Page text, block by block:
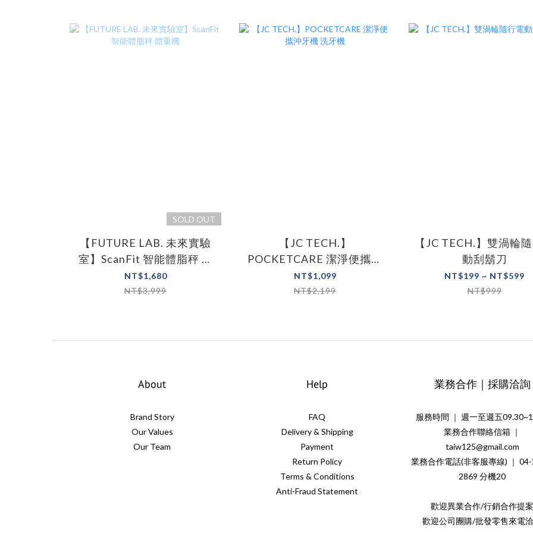
SOLD OUT
【FUTURE LAB. 未來實驗
室】ScanFit 智能體脂秤 體
重機
NT$1,680
NT$3,999
【JC TECH.】
POCKETCARE 潔淨便攜沖
牙機 洗牙機
NT$1,099
NT$2,199
【JC TECH.】雙渦輪
動刮鬍刀
NT$199 ~ NT$599
NT$999
About
Brand Story
Our Values
Our Team
Help
FAQ
Delivery & Shipping
Payment
Return Policy
Terms & Conditions
Anti-Fraud Statement
業務合作｜採購洽詢
服務時間 ｜ 週一至週五
業務合作聯絡信箱 ｜
taiw125@gmail.com
業務合作電話(非客服專線) ｜
2869 分機20
歡迎異業合作/行銷合作提
歡迎公司團購/批發零售來電